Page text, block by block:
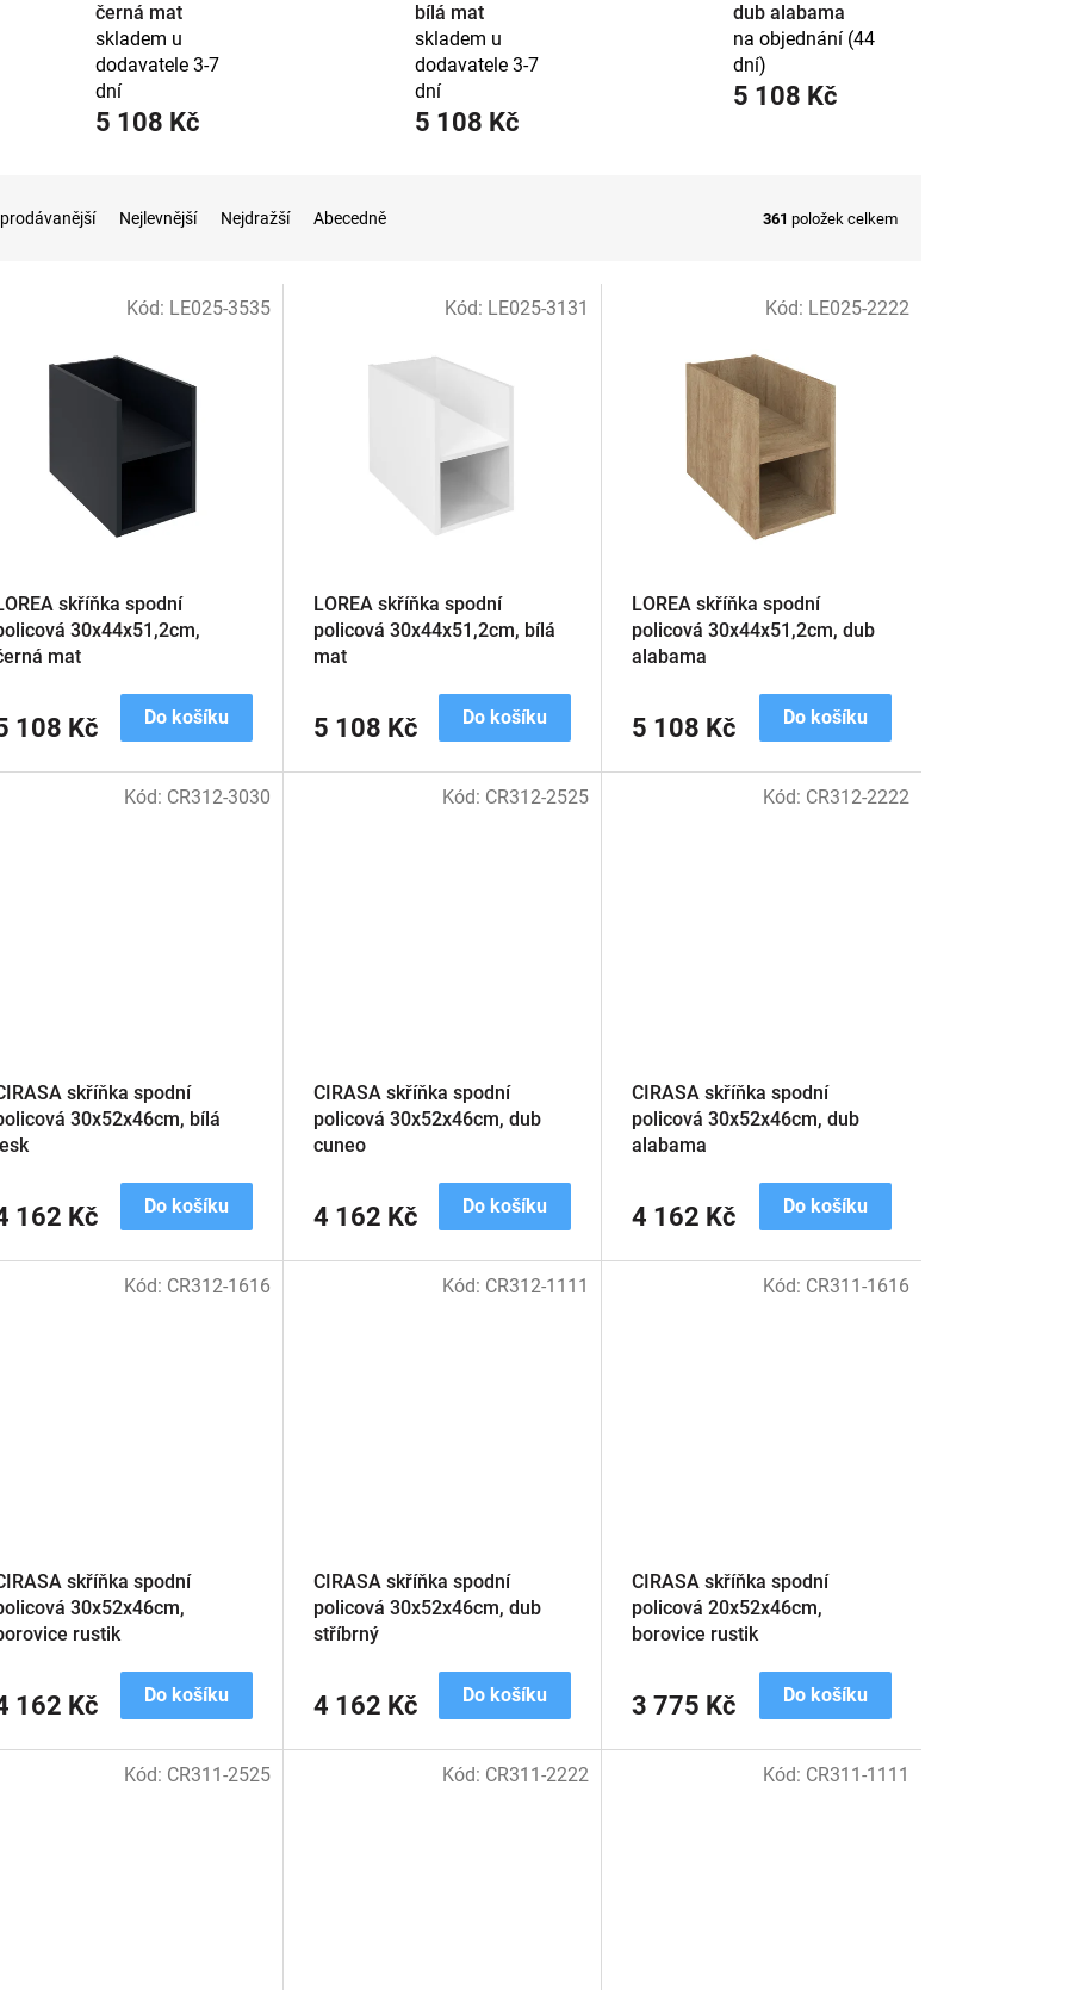
černá mat
skladem u
dodavatele 3-7
dní
5 108 Kč
bílá mat
skladem u
dodavatele 3-7
dní
5 108 Kč
dub alabama
na objednání (44
dní)
5 108 Kč
Nejlevnější Nejdražší Abecedně 361 položek celkem
skříňka spodní
30x44x51,2cm,
mat
108 Kč Do košíku
Kód: LE025-3535
LOREA skříňka spodní
policová 30x44x51,2cm, bílá
mat
5 108 Kč Do košíku
Kód: LE025-3131
LOREA skříňka spodní
policová 30x44x51,2cm, dub
alabama
5 108 Kč Do košíku
Kód: LE025-2222
skříňka spodní
30x52x46cm, bílá
lesk
162 Kč Do košíku
Kód: CR312-3030
CIRASA skříňka spodní
policová 30x52x46cm, dub
cuneo
4 162 Kč Do košíku
Kód: CR312-2525
CIRASA skříňka spodní
policová 30x52x46cm, dub
alabama
4 162 Kč Do košíku
Kód: CR312-2222
skříňka spodní
30x52x46cm,
rustik
162 Kč Do košíku
Kód: CR312-1616
CIRASA skříňka spodní
policová 30x52x46cm, dub
stříbrný
4 162 Kč Do košíku
Kód: CR312-1111
CIRASA skříňka spodní
policová 20x52x46cm,
borovice rustik
3 775 Kč Do košíku
Kód: CR311-1616
Kód: CR311-2525 Kód: CR311-2222 Kód: CR311-1111